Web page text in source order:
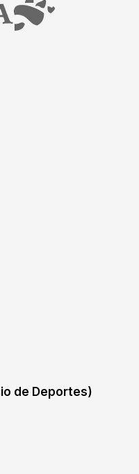
de Deportes)